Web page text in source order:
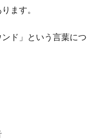
ます。
ド」という言葉につ